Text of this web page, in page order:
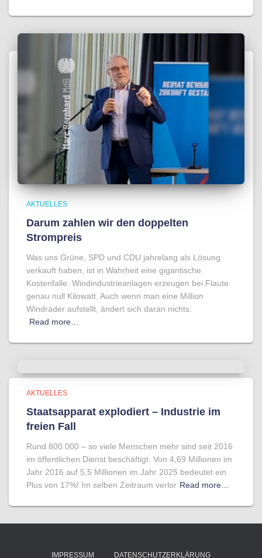
AKTUELLES
Darum zahlen wir den doppelten
Strompreis
Was uns Grüne, SPD und CDU jahrelang als Lösung
verkauft haben, ist in Wahrheit eine gigantische
Kostenfalle. Windindustrieanlagen erzeugen bei Flaute
genau null Kilowatt. Auch wenn man eine Million
Windräder aufstellt, ändert sich daran nichts.
Read more…
AKTUELLES
Staatsapparat explodiert – Industrie im
freien Fall
Rund 800.000 – so viele Menschen mehr sind seit 2016
im öffentlichen Dienst beschäftigt. Von 4,69 Millionen im
Jahr 2016 auf 5,5 Millionen im Jahr 2025 bedeutet ein
Plus von 17%! Im selben Zeitraum verlor Read more…
IMPRESSUM DATENSCHUTZERKLÄRUNG